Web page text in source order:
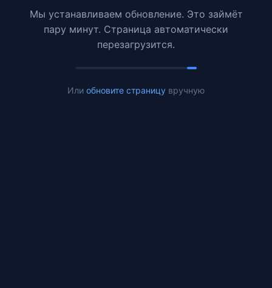
Мы устанавливаем обновление. Это займёт
пару минут. Страница автоматически
перезагрузится.
Или обновите страницу вручную